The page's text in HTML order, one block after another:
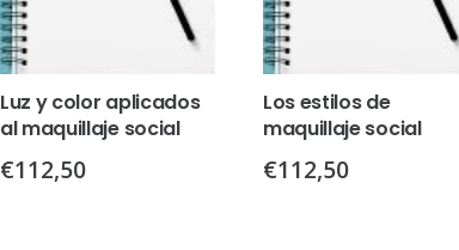
Luz y color aplicados
al maquillaje social
€112,50
Los estilos de
maquillaje social
€112,50